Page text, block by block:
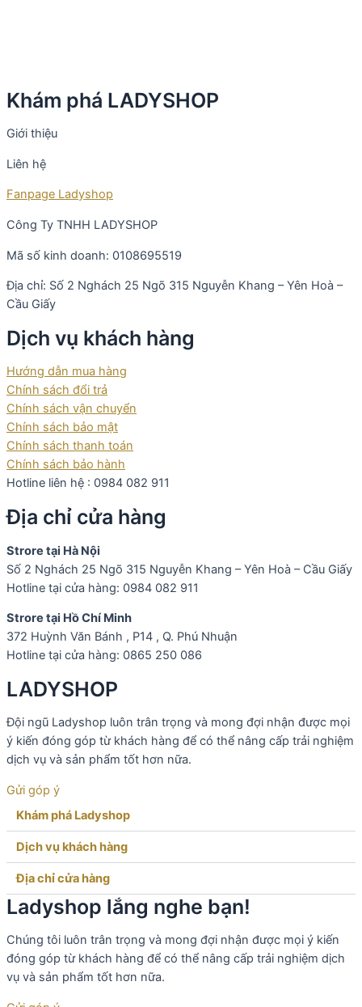
Khám phá LADYSHOP
Giới thiệu
Liên hệ
Fanpage Ladyshop
Công Ty TNHH LADYSHOP
Mã số kinh doanh: 0108695519
Địa chỉ: Số 2 Nghách 25 Ngõ 315 Nguyễn Khang – Yên Hoà –
Cầu Giấy
Dịch vụ khách hàng
Hướng dẫn mua hàng
Chính sách đổi trả
Chính sách vận chuyển
Chính sách bảo mật
Chính sách thanh toán
Chính sách bảo hành
Hotline liên hệ : 0984 082 911
Địa chỉ cửa hàng
Strore tại Hà Nội
Số 2 Nghách 25 Ngõ 315 Nguyễn Khang – Yên Hoà – Cầu Giấy
Hotline tại cửa hàng: 0984 082 911
Strore tại Hồ Chí Minh
372 Huỳnh Văn Bánh , P14 , Q. Phú Nhuận
Hotline tại cửa hàng: 0865 250 086
LADYSHOP
Đội ngũ Ladyshop luôn trân trọng và mong đợi nhận được mọi
ý kiến đóng góp từ khách hàng để có thể nâng cấp trải nghiệm
dịch vụ và sản phẩm tốt hơn nữa.
Gửi góp ý
Khám phá Ladyshop​
Dịch vụ khách hàng​
Địa chỉ cửa hàng
Ladyshop lắng nghe bạn!
Chúng tôi luôn trân trọng và mong đợi nhận được mọi ý kiến
đóng góp từ khách hàng để có thể nâng cấp trải nghiệm dịch
vụ và sản phẩm tốt hơn nữa.